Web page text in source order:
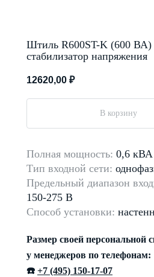
Штиль R600ST-K (600 ВА)
стабилизатор напряжения
12620,00 ₽
В корзину
Полная мощность: 0,6 кВА
Тип входной сети:
Предельный диапазон
150-275 В
Способ установки:
Размер своей персональной
у менеджеров по телефонам:
☎️ +7 (495) 150-17-07